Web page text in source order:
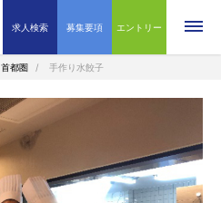
求人検索 募集要項 エントリー
首都圏 手作り水餃子